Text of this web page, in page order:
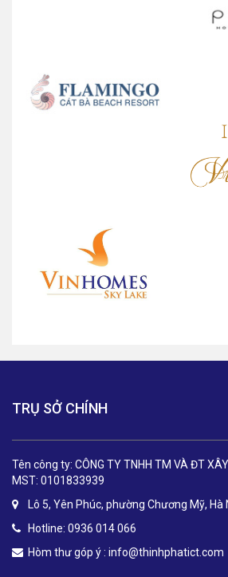
TRỤ SỞ CHÍNH
Tên công ty: CÔNG TY TNHH TM VÀ ĐT
MST: 0101833939
Lô 5, Yên Phúc, phường Chương Mỹ, Hà
Hotline: 0936 014 066
Hòm thư góp ý : info@thinhphatict.com